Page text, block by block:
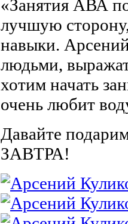
«Занятия АВА
лучшую
навыки.
людьми,
хотим начать
очень любит
Давайте
ЗАВТРА!